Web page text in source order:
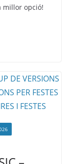
millor opció!